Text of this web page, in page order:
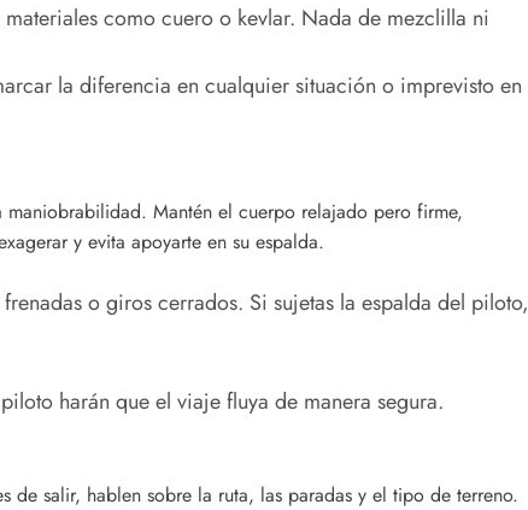
como cuero o kevlar. Nada de mezclilla ni
la diferencia en cualquier situación o imprevisto en
Mantén el cuerpo relajado pero firme,
y evita apoyarte en su espalda.
o giros cerrados. Si sujetas la espalda del piloto,
harán que el viaje fluya de manera segura.
de salir, hablen sobre la ruta, las paradas y el tipo de terreno.